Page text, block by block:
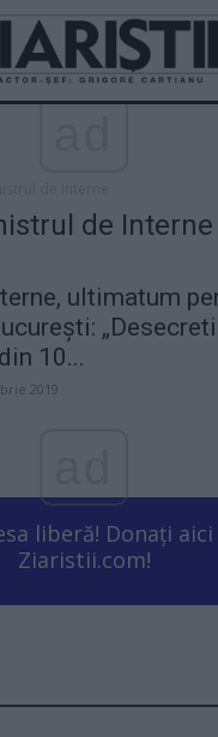
de Interne
ultimatum
10...
2019
liberă! Donați
Ziaristii.com!